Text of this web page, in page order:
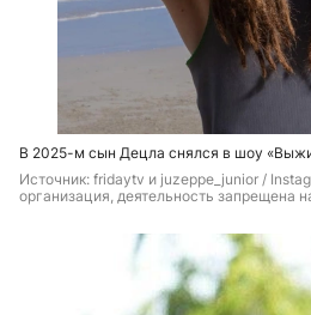
В 2025-м сын Децла снялся в шоу
Источник: fridaytv и juzeppe_junior /
организация, деятельность запрещена